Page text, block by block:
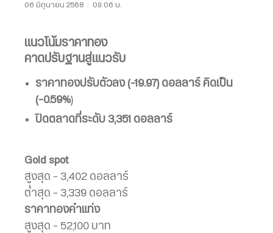
06 มิถุนายน 2568 | 09:06 น.
แนวโน้มราคาทอง
คาดปรับฐานสู่แนวรับ
ราคาทองปรับตัวลง (-19.97) ดอลลาร์ คิดเป็น
(-0.59%)
ปิดตลาดที่ระดับ 3,351 ดอลลาร์
Gold spot
สูงสุด – 3,402 ดอลลาร์
ต่ำสุด – 3,339 ดอลลาร์
ราคาทองคำแท่ง
สูงสุด – 52,100 บาท